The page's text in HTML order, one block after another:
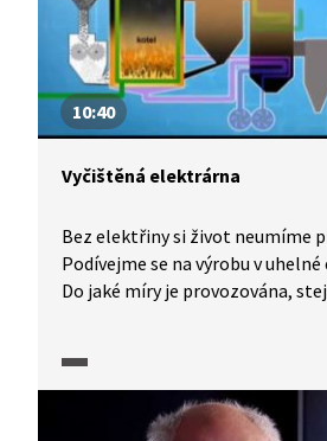
10:40
Vyčištěná elektrárna
Bez elektřiny si život neumíme
Podívejme se na výrobu v
Do jaké míry je provozována,
v novodobé historii české uhelné
elektroenergetiky se stalo
tedy uvedení všech uhelných